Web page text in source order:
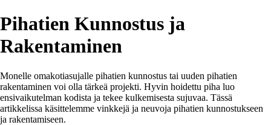
Pihatien Kunnostus ja
Rakentaminen
Monelle omakotiasujalle pihatien kunnostus tai uuden pihatien
rakentaminen voi olla tärkeä projekti. Hyvin hoidettu piha luo
ensivaikutelman kodista ja tekee kulkemisesta sujuvaa. Tässä
artikkelissa käsittelemme vinkkejä ja neuvoja pihatien kunnostukseen
ja rakentamiseen.